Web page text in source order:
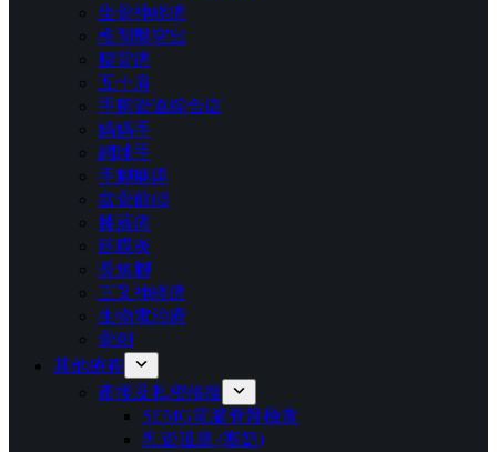
坐骨神經痛
椎間盤突出
腰背痛
五十肩
手腕管道綜合症
媽媽手
網球手
手腳麻痺
盆骨前傾
膝蓋痛
筋膜炎
長短腳
三叉神經痛
生物電治療
骨刺
其他療程
產後及私密修復
SEMG電腦脊骨檢查
乳管阻塞 (塞奶)